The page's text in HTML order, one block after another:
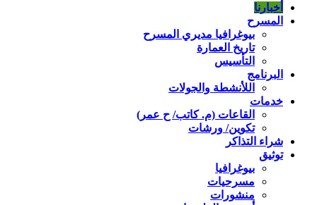
أخبارنا
المسرح
بيوغرافيا مديري المسرح
تاريخ العمارة
التأسيس
البرنامج
اللأنشطة والجولات
خدمات
القاعات (م. كاتب/ ح عمر)
تكوين/ ورشات
شراء التذاكر
توثيق
بيوغرافيا
مسرحيات
منشورات